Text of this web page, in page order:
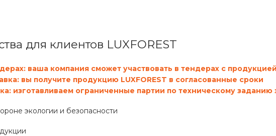
для клиентов LUXFOREST
ваша компания сможет участвовать в тендерах с продукцией
: вы получите продукцию LUXFOREST в согласованные сроки
: изготавливаем ограниченные партии по техническому заданию
экологии и безопасности